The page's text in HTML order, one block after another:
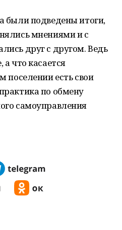
были подведены итоги,
мнениями и с
друг с другом. Ведь
что касается
поселении есть свои
по обмену
самоуправления